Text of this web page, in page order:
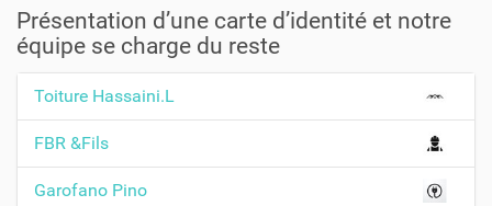
Présentation d’une carte d’identité et notre
équipe se charge du reste
N
a
v
i
Toiture Hassaini.L
FBR &Fils
Garofano Pino